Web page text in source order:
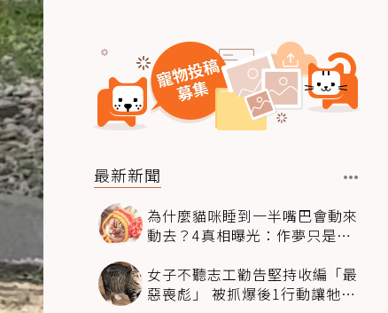
最新新聞
為什麼貓咪睡到一半嘴巴會動來
動去？4真相曝光：作夢只是其
女子不聽志工勸告堅持收編「最
惡喪彪」 被抓爆後1行動讓牠蛻